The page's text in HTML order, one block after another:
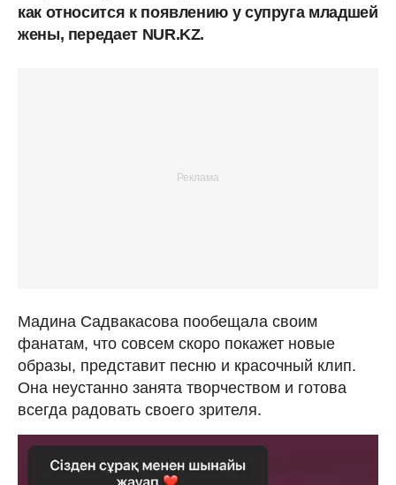
как относится к появлению у супруга младшей
жены, передает NUR.KZ.
Мадина Садвакасова пообещала своим
фанатам, что совсем скоро покажет новые
образы, представит песню и красочный клип.
Она неустанно занята творчеством и готова
всегда радовать своего зрителя.